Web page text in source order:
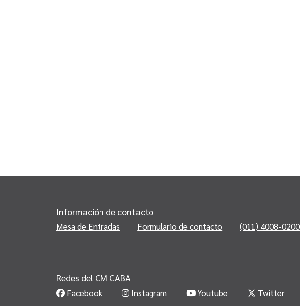
Información de contacto
Mesa de Entradas Formulario de contacto (011) 4008-0200
Redes del CM CABA
Facebook Instagram Youtube Twitter